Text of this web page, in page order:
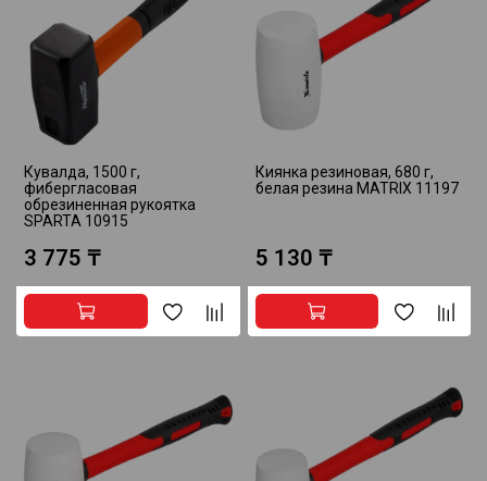
Кувалда, 1500 г,
фибергласовая
обрезиненная рукоятка
SPARTA 10915
3 775 ₸
Киянка резиновая, 680 г,
белая резина MATRIX 11197
5 130 ₸